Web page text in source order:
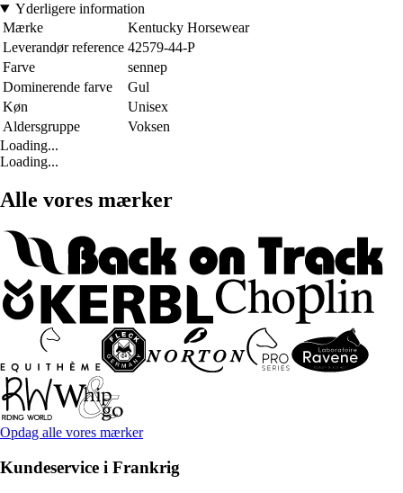
Yderligere information
Mærke
Kentucky Horsewear
Leverandør reference 42579-44-P
Farve
sennep
Dominerende farve
Gul
Køn
Unisex
Aldersgruppe
Voksen
Loading...
Loading...
Alle vores mærker
Opdag alle vores mærker
Kundeservice i Frankrig